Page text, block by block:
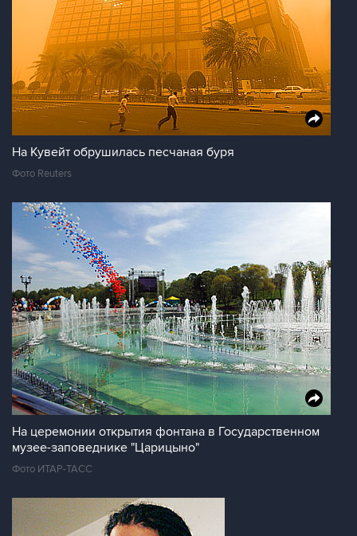
На Кувейт обрушилась песчаная буря
Фото Reuters
На церемонии открытия фонтана в Государственном
музее-заповеднике "Царицыно"
Фото ИТАР-ТАСС